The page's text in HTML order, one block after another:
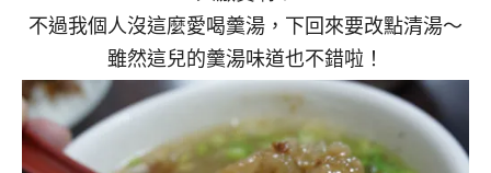
不過我個人沒這麼愛喝羹湯，下回來要改點清湯～
雖然這兒的羹湯味道也不錯啦！